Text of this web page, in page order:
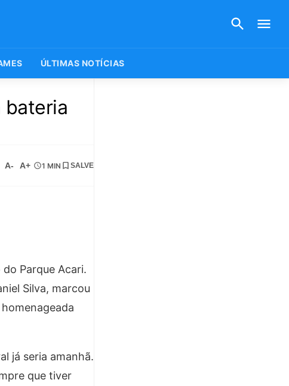
ÚLTIMAS NOTÍCIAS
bateria
A- A+ 1 MIN SALVE
Parque Acari.
Silva, marcou
já seria amanhã.
que tiver